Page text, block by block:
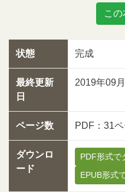
こ
状態 完成
最終更新
日
2019年09
ページ数 PDF：31
ダウンロ
ード
PDF形式で
EPUB形式